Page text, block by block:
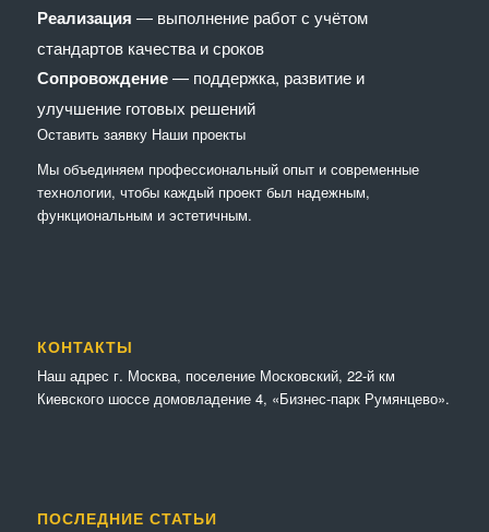
Реализация — выполнение работ с учётом
стандартов качества и сроков
Сопровождение— поддержка, развитие и
улучшение готовых решений
Оставить заявку Наши проекты
Мы объединяем профессиональный опыт и современные
технологии, чтобы каждый проект был надежным,
функциональным и эстетичным.
КОНТАКТЫ
Наш адрес г. Москва, поселение Московский, 22-й км
Киевского шоссе домовладение 4, «Бизнес-парк Румянцево».
ПОСЛЕДНИЕ СТАТЬИ